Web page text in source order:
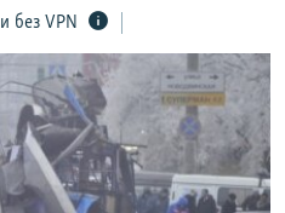
без VPN